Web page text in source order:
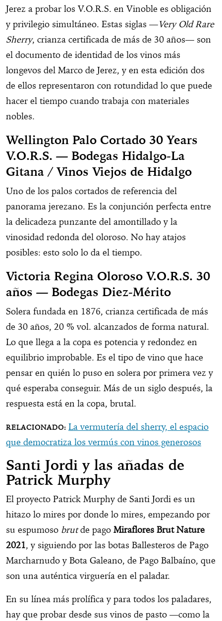
Jerez a probar los V.O.R.S. en Vinoble es obligación
y privilegio simultáneo. Estas siglas —Very Old Rare
Sherry, crianza certificada de más de 30 años— son
el documento de identidad de los vinos más
longevos del Marco de Jerez, y en esta edición dos
de ellos representaron con rotundidad lo que puede
hacer el tiempo cuando trabaja con materiales
nobles.
Wellington Palo Cortado 30 Years
V.O.R.S. — Bodegas Hidalgo-La
Gitana / Vinos Viejos de Hidalgo
Uno de los palos cortados de referencia del
panorama jerezano. Es la conjunción perfecta entre
la delicadeza punzante del amontillado y la
vinosidad redonda del oloroso. No hay atajos
posibles: esto solo lo da el tiempo.
Victoria Regina Oloroso V.O.R.S. 30
años — Bodegas Diez-Mérito
Solera fundada en 1876, crianza certificada de más
de 30 años, 20 % vol. alcanzados de forma natural.
Lo que llega a la copa es potencia y redondez en
equilibrio improbable. Es el tipo de vino que hace
pensar en quién lo puso en solera por primera vez y
qué esperaba conseguir. Más de un siglo después, la
respuesta está en la copa, brutal.
La vermutería del sherry, el espacio
que democratiza los vermús con vinos generosos
Santi Jordi y las añadas de
Patrick Murphy
El proyecto Patrick Murphy de Santi Jordi es un
hitazo lo mires por donde lo mires, empezando por
su espumoso brutde pago Miraflores Brut Nature
2021, y siguiendo por las botas Ballesteros de Pago
Marcharnudo y Bota Galeano, de Pago Balbaíno, que
son una auténtica virguería en el paladar.
En su línea más prolífica y para todos los paladares,
hay que probar desde sus vinos de pasto —como la